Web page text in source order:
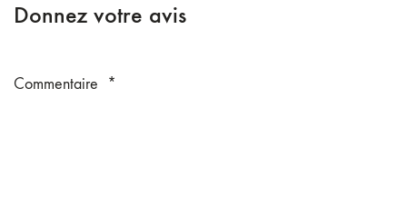
Donnez votre avis
Commentaire *